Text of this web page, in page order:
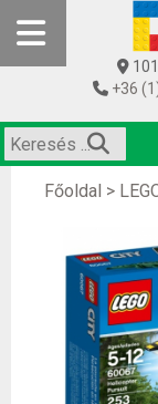
+36
Főoldal >